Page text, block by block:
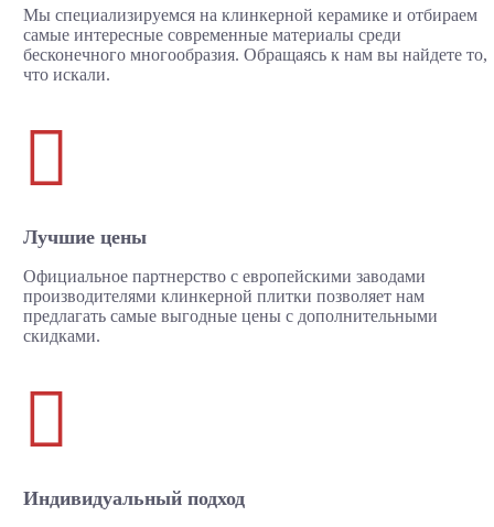
Мы специализируемся на клинкерной керамике и отбираем
самые интересные современные материалы среди
бесконечного многообразия. Обращаясь к нам вы найдете то,
что искали.

Лучшие цены
Официальное партнерство с европейскими заводами
производителями клинкерной плитки позволяет нам
предлагать самые выгодные цены с дополнительными
скидками.

Индивидуальный подход